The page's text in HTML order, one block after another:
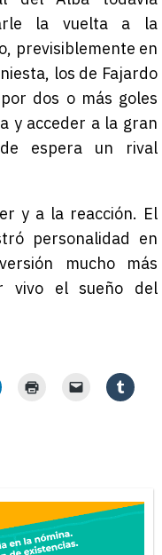
la vuelta a la
previsiblemente en
los de Fajardo
dos o más goles
y acceder a la gran
espera un rival
y a la reacción. El
personalidad en
mucho más
vivo el sueño del